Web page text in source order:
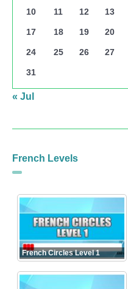
10 11 12 13
17 18 19 20
24 25 26 27
31
« Jul
French Levels
French Circles Level 1